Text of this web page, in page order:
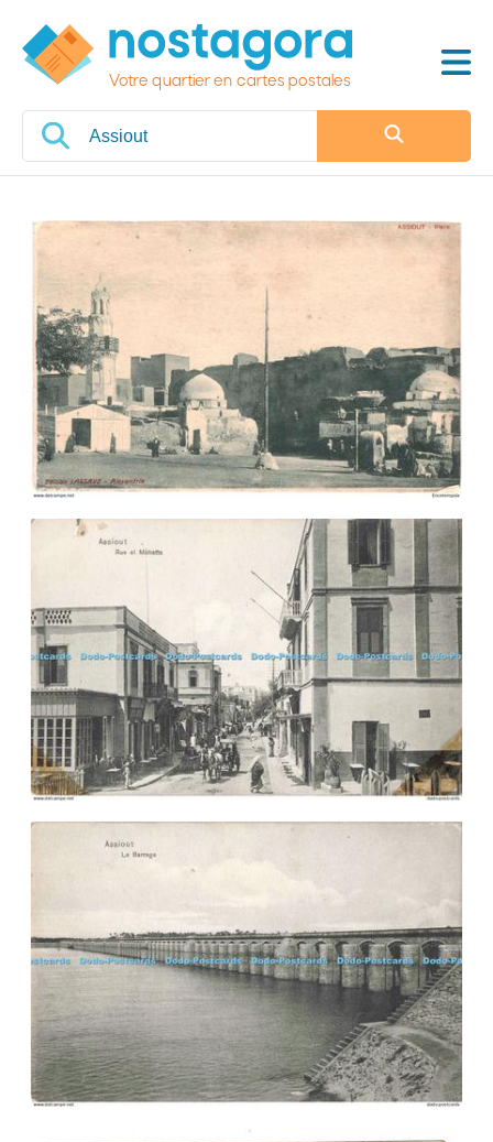
Votre quartier en cartes postales